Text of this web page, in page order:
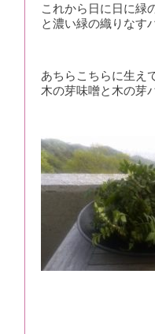
これから日に日に緑
と濃い緑の織りなす
あちらこちらに生え
木の芽味噌と木の芽